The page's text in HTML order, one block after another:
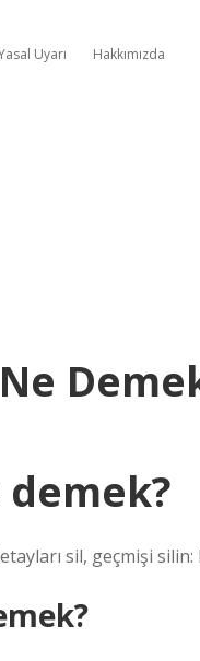
Uyarı Hakkımızda
sil, geçmişi